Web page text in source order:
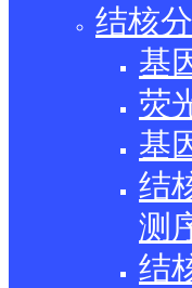
结核
基
荧
基
结
测
结